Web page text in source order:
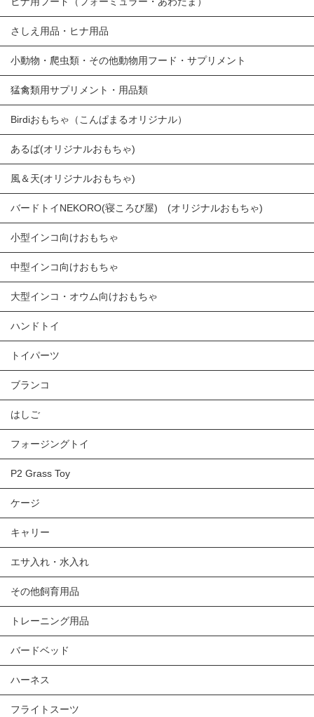
さしえ用品・ヒナ用品
小動物・爬虫類・その他動物用フード・サプリメント
猛禽類用サプリメント・用品類
Birdiおもちゃ（こんぱまるオリジナル）
あるば(オリジナルおもちゃ)
風＆天(オリジナルおもちゃ)
バードトイNEKORO(寝ころび屋) (オリジナルおもちゃ)
小型インコ向けおもちゃ
中型インコ向けおもちゃ
大型インコ・オウム向けおもちゃ
ハンドトイ
トイパーツ
ブランコ
はしご
フォージングトイ
P2 Grass Toy
ケージ
キャリー
エサ入れ・水入れ
その他飼育用品
トレーニング用品
バードベッド
ハーネス
フライトスーツ